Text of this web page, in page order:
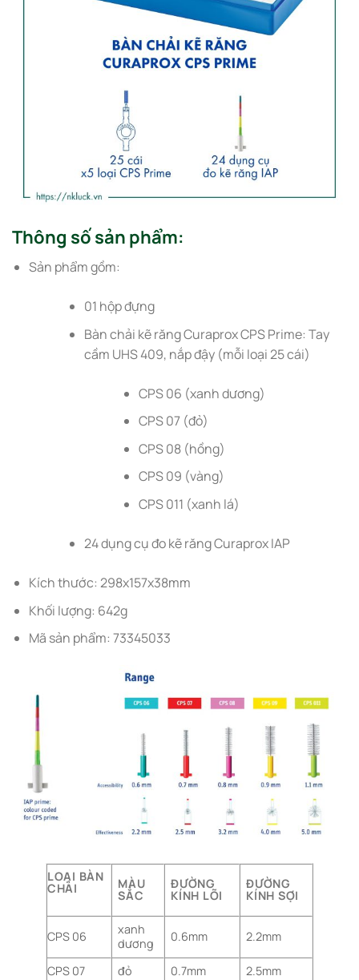
Thông số sản phẩm:
Sản phẩm gồm:
01 hộp đựng
Bàn chải kẽ răng Curaprox CPS Prime: Tay
cầm UHS 409, nắp đậy (mỗi loại 25 cái)
CPS 06 (xanh dương)
CPS 07 (đỏ)
CPS 08 (hồng)
CPS 09 (vàng)
CPS 011 (xanh lá)
24 dụng cụ đo kẽ răng Curaprox IAP
Kích thước: 298x157x38mm
Khối lượng: 642g
Mã sản phẩm: 73345033
LOẠI BÀN
CHẢI MÀU
SẮC
ĐƯỜNG
KÍNH LÕI
ĐƯỜNG
KÍNH SỢI
CPS 06
xanh
dương
0.6mm 2.2mm
CPS 07 đỏ 0.7mm 2.5mm